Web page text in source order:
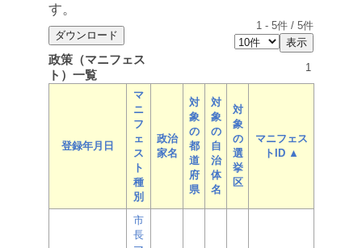
す。
1 - 5件 / 5件
政策（マニフェス
ト）一覧
1
登録年月日
マ
ニ
フ
ェ
ス
ト
種
別
政治
家名
対
象
の
都
道
府
県
対
象
の
自
治
体
名
対
象
の
選
挙
区
マニフェス
トID ▲
市
長